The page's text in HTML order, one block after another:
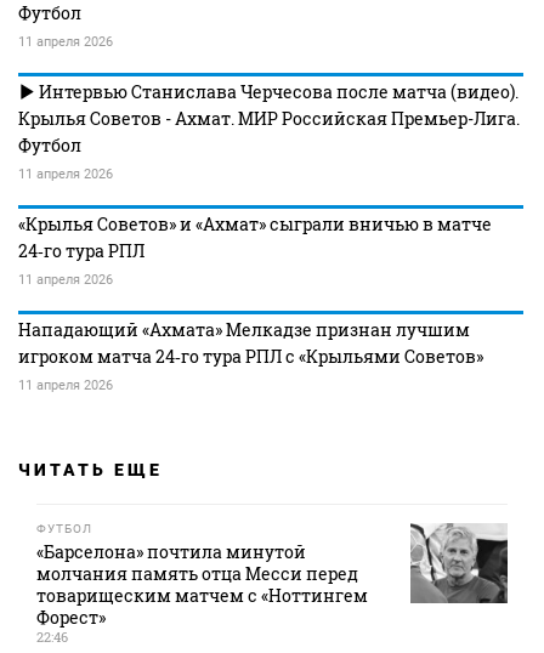
Футбол
11 апреля 2026
Интервью Станислава Черчесова после матча (видео).
Крылья Советов - Ахмат. МИР Российская Премьер-Лига.
Футбол
11 апреля 2026
«Крылья Советов» и «Ахмат» сыграли вничью в матче
24‑го тура РПЛ
11 апреля 2026
Нападающий «Ахмата» Мелкадзе признан лучшим
игроком матча 24‑го тура РПЛ с «Крыльями Советов»
11 апреля 2026
ЧИТАТЬ ЕЩЕ
ФУТБОЛ
«Барселона» почтила минутой
молчания память отца Месси перед
товарищеским матчем с «Ноттингем
Форест»
22:46